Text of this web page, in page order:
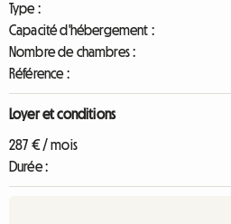
Type :
Capacité d'hébergement :
Nombre de chambres :
Référence :
Loyer et conditions
287 € / mois
Durée :